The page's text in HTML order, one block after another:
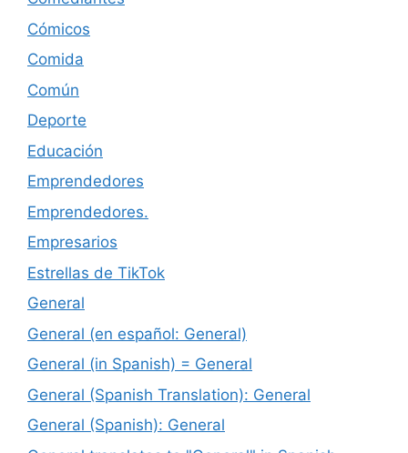
Cómicos
Comida
Común
Deporte
Educación
Emprendedores
Emprendedores.
Empresarios
Estrellas de TikTok
General
General (en español: General)
General (in Spanish) = General
General (Spanish Translation): General
General (Spanish): General